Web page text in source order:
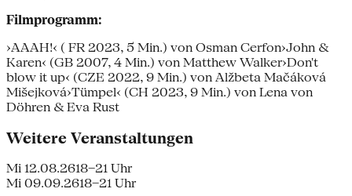
Filmprogramm:
›AAAH!‹ ( FR 2023, 5 Min.) von Osman Cerfon›John &
Karen‹ (GB 2007, 4 Min.) von Matthew Walker›Don't
blow it up‹ (CZE 2022, 9 Min.) von Alžbeta Mačáková
Mišejková›Tümpel‹ (CH 2023, 9 Min.) von Lena von
Döhren & Eva Rust
Weitere Veranstaltungen
Mi 12.08.2618–21 Uhr
Mi 09.09.2618–21 Uhr